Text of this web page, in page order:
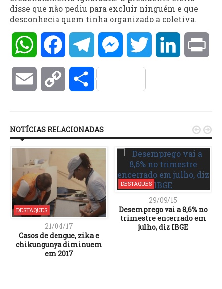
disse que não pediu para excluir ninguém e que
desconhecia quem tinha organizado a coletiva.
WhatsAppFacebookTelegramMessengerTwitter LinkedIn
Email Copy Compartilhar
NOTÍCIAS RELACIONADAS
DESTAQUES
21/04/17
Casos de dengue, zika e
chikungunya diminuem
em 2017
DESTAQUES
29/09/15
Desemprego vai a 8,6% no
trimestre encerrado em
julho, diz IBGE
 